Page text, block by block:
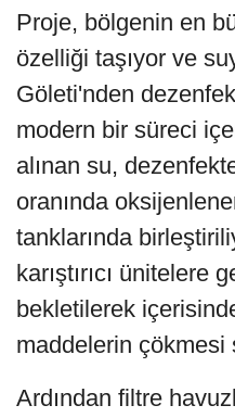
Proje, bölgenin en
özelliği taşıyor ve
Göleti'nden
modern bir süreci
alınan su,
oranında
tanklarında
karıştırıcı ünitelere
bekletilerek
maddelerin çökmesi
Ardından filtre